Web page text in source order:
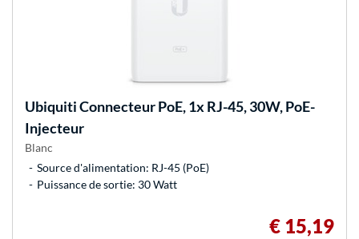
UbiquitiConnecteur PoE, 1x RJ-45, 30W, PoE-
Injecteur
Blanc
Source d'alimentation: RJ-45 (PoE)
Puissance de sortie: 30 Watt
€ 15,19